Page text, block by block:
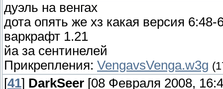
дуэль на венгах
дота опять же хз какая версия 6:48-
варкрафт 1.21
йа за сентинелей
Прикрепления: VengavsVenga.w3g
[41] DarkSeer [08 Февраля 2008,